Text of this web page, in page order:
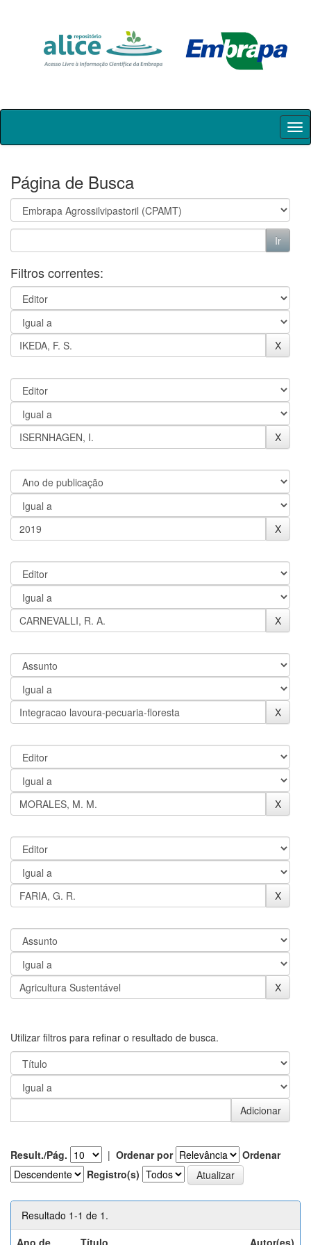
Skip
Página de Busca
Filtros correntes:
Utilizar filtros para refinar o resultado de busca.
Result./Pág. | Ordenar por
Ordenar
Registro(s)
Resultado 1-1 de 1.
Ano de
Título Autor(es)